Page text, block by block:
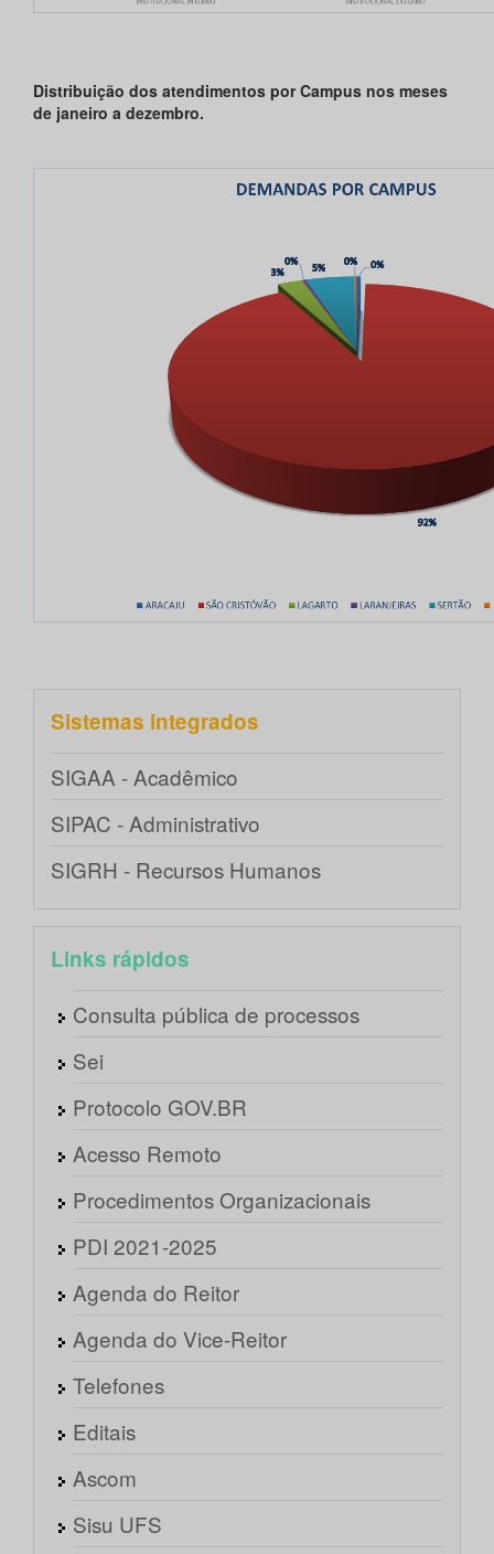
Distribuição dos atendimentos por Campus nos meses
de janeiro a dezembro.
Sistemas integrados
SIGAA - Acadêmico
SIPAC - Administrativo
SIGRH - Recursos Humanos
Links rápidos
Consulta pública de processos
Sei
Protocolo GOV.BR
Acesso Remoto
Procedimentos Organizacionais
PDI 2021-2025
Agenda do Reitor
Agenda do Vice-Reitor
Telefones
Editais
Ascom
Sisu UFS